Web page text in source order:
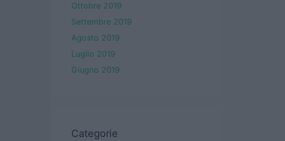
Ottobre 2019
Settembre 2019
Agosto 2019
Luglio 2019
Giugno 2019
Categorie